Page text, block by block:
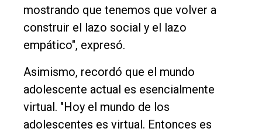
mostrando que tenemos que volver a
construir el lazo social y el lazo
empático", expresó.
Asimismo, recordó que el mundo
adolescente actual es esencialmente
virtual. "Hoy el mundo de los
adolescentes es virtual. Entonces es